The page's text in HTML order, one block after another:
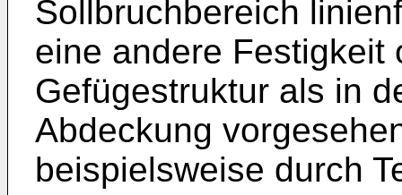
Sollbruchbereich
eine andere Festigkeit
Gefügestruktur als in
Abdeckung
beispielsweise durch